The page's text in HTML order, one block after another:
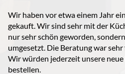
Wir haben vor etwa einem Jahr
gekauft. Wir sind sehr mit der
nur sehr schön geworden,
umgesetzt. Die Beratung war
Wir würden jederzeit unsere
bestellen.